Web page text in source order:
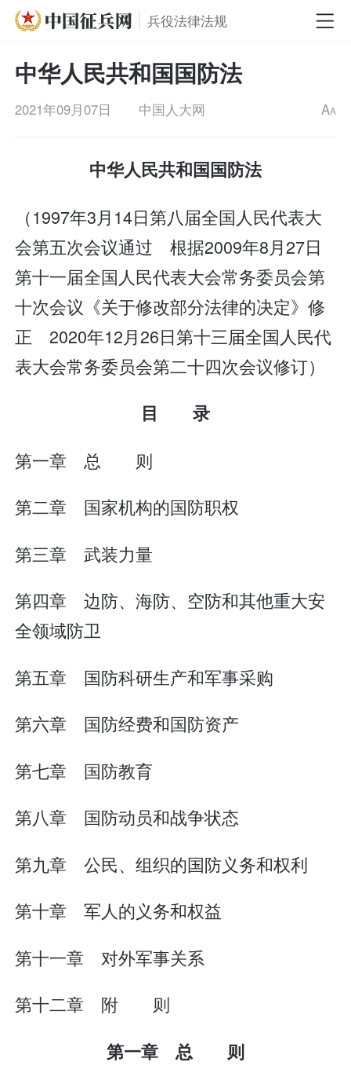
兵役法律法规
中华人民共和国国防法
2021年09月07日 中国人大网 AA
中华人民共和国国防法
（1997年3月14日第八届全国人民代表大
会第五次会议通过 根据2009年8月27日
第十一届全国人民代表大会常务委员会第
十次会议《关于修改部分法律的决定》修
正 2020年12月26日第十三届全国人民代
表大会常务委员会第二十四次会议修订）
目 录
第一章 总 则
第二章 国家机构的国防职权
第三章 武装力量
第四章 边防、海防、空防和其他重大安
全领域防卫
第五章 国防科研生产和军事采购
第六章 国防经费和国防资产
第七章 国防教育
第八章 国防动员和战争状态
第九章 公民、组织的国防义务和权利
第十章 军人的义务和权益
第十一章 对外军事关系
第十二章 附 则
第一章 总 则